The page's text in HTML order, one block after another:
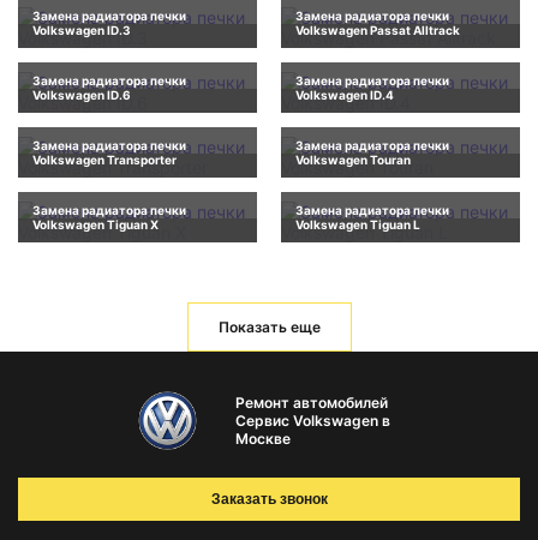
Замена радиатора печки
Volkswagen ID.3
Замена радиатора печки
Volkswagen Passat Alltrack
Замена радиатора печки
Volkswagen ID.6
Замена радиатора печки
Volkswagen ID.4
Замена радиатора печки
Volkswagen Transporter
Замена радиатора печки
Volkswagen Touran
Замена радиатора печки
Volkswagen Tiguan X
Замена радиатора печки
Volkswagen Tiguan L
Показать еще
Ремонт автомобилей
Сервис Volkswagen в
Москве
Заказать звонок